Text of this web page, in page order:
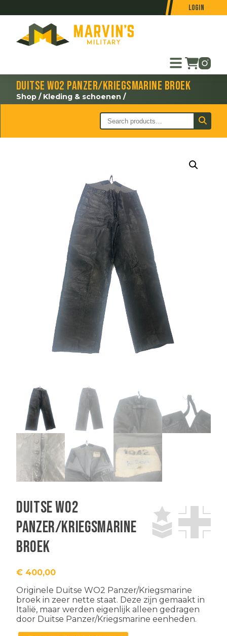
Login
Duitse WO2 Panzer/Kriegsmarine broek
Shop / Kleding & schoenen /
Duitse WO2
Panzer/Kriegsmarine
broek
€ 400,00
Originele Duitse WO2 Panzer/Kriegsmarine
broek in zeer nette staat. Deze zijn gemaakt in
Italië, maar werden eigenlijk alleen gedragen
door Duitse Panzer/Kriegsmarine eenheden.